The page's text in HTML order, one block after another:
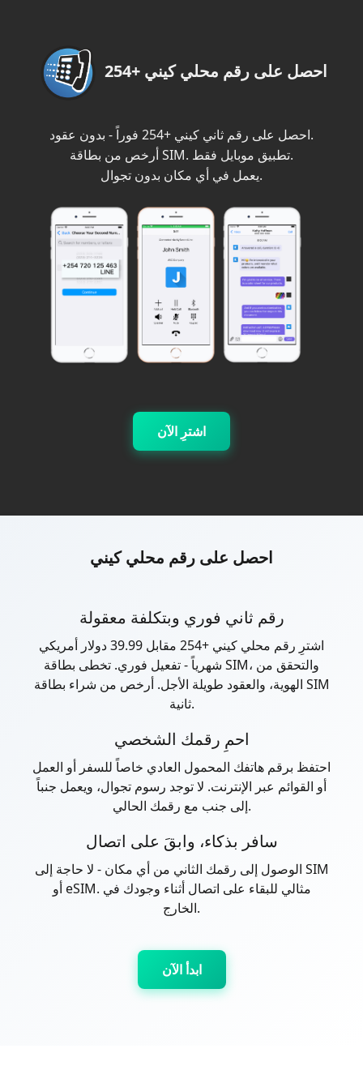
احصل على رقم محلي كيني +254
احصل على رقم ثاني كيني +254 فوراً - بدون عقود.
أرخص من بطاقة SIM. تطبيق موبايل فقط.
يعمل في أي مكان بدون تجوال.
اشترِ الآن
احصل على رقم محلي كيني
رقم ثاني فوري وبتكلفة معقولة
اشترِ رقم محلي كيني +254 مقابل 39.99 دولار أمريكي
شهرياً - تفعيل فوري. تخطى بطاقة SIM، والتحقق من
الهوية، والعقود طويلة الأجل. أرخص من شراء بطاقة SIM
ثانية.
احمِ رقمك الشخصي
احتفظ برقم هاتفك المحمول العادي خاصاً للسفر أو العمل
أو القوائم عبر الإنترنت. لا توجد رسوم تجوال، ويعمل جنباً
إلى جنب مع رقمك الحالي.
سافر بذكاء، وابقَ على اتصال
الوصول إلى رقمك الثاني من أي مكان - لا حاجة إلى SIM
أو eSIM. مثالي للبقاء على اتصال أثناء وجودك في
الخارج.
ابدأ الآن